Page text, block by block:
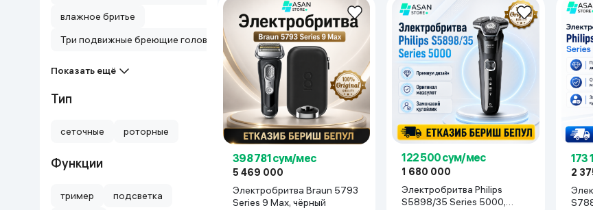
влажное бритье
Три подвижные бреющие головки
Показать ещё
Тип
сеточные роторные
Функции
тример
подсветка
398 781 сум/мес
5 469 000
Электробритва Braun 5793
Series 9 Max, чёрный
122 500 сум/мес
1 680 000
Электробритва Philips
S5898/35 Series 5000,
173
2